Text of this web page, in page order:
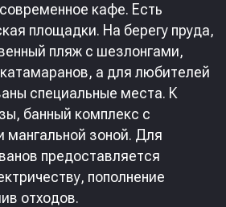
кафе. Есть
площадки. На берегу пруда,
пляж с шезлонгами,
а для любителей
специальные места. К
банный комплекс с
мангальной зоной. Для
предоставляется
пополнение
отходов.